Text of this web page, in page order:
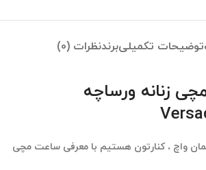
توضیحات تکمیلیبرندنظرات (0)
زنانه ورساچه
واچ ، کنارتون هستیم با معرفی ساعت مچی